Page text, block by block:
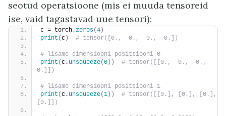
seotud operatsioone (mis ei muuda tensoreid
ise, vaid tagastavad uue tensori):
c = torch.zeros(4)
print (c) # tensor([0.,  0.,  0.,  0.])
# lisame dimensiooni positsiooni 0
print (c. unsqueeze(0))
# tensor([[0.,  0.,  0.,
0.]])
# lisame dimensiooni positsiooni 1
print (c. unsqueeze(1))
# tensor([[0.], [0.], [0.],
[0.]])